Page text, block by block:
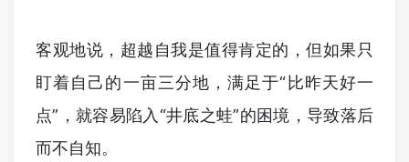
客观地说，超越自我是值得肯定的，但如果只
盯着自己的一亩三分地，满足于“比昨天好一
点”，就容易陷入“井底之蛙”的困境，导致落后
而不自知。